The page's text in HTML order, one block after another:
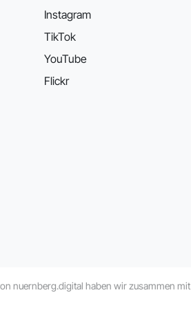
Instagram
TikTok
YouTube
Flickr
nuernberg.digital haben wir zusammen mit